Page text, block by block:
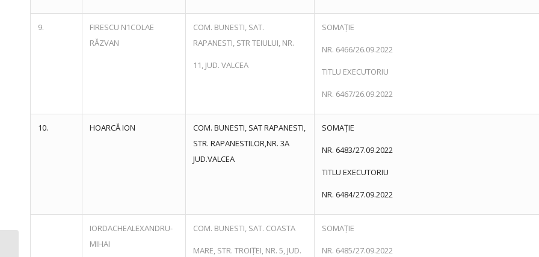
9.
FIRESCU N1COLAE
RĂZVAN
COM. BUNESTI, SAT.
RAPANESTI, STR TEIULUI, NR.
11, JUD. VALCEA
SOMAȚIE
NR. 6466/26.09.2022
TITLU EXECUTORIU
NR. 6467/26.09.2022
10. HOARCĂ ION
COM. BUNESTI, SAT RAPANESTI,
STR. RAPANESTILOR,NR. 3A
JUD.VALCEA
SOMAȚIE
NR. 6483/27.09.2022
TITLU EXECUTORIU
NR. 6484/27.09.2022
IORDACHEALEXANDRU-
MIHAI
COM. BUNESTI, SAT. COASTA
MARE, STR. TROIȚEI, NR. 5, JUD.
SOMAȚIE
NR. 6485/27.09.2022
Lista tuturor funcțiilor și a